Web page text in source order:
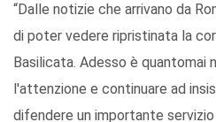
“Dalle notizie che arrivano da
di poter vedere ripristinata la
Basilicata. Adesso è quantomai
l'attenzione e continuare ad
difendere un importante